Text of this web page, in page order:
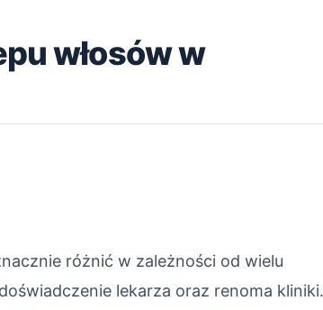
włosów w
różnić w zależności od wielu
lekarza oraz renoma